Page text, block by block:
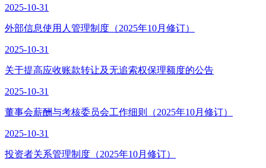
2025-10-31
外部信息使用人管理制度（2025年10月修订）
2025-10-31
关于提高应收账款转让及无追索权保理额度的公告
2025-10-31
董事会薪酬与考核委员会工作细则（2025年10月修订）
2025-10-31
投资者关系管理制度（2025年10月修订）